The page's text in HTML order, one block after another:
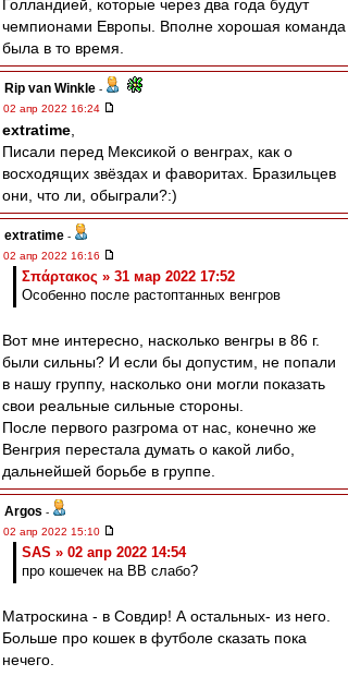
Голландией, которые через два года будут
чемпионами Европы. Вполне хорошая команда
была в то время.
Rip van Winkle -
02 апр 2022 16:24
extratime
Писали перед Мексикой о венграх, как о
восходящих звёздах и фаворитах. Бразильцев
они, что ли, обыграли?:)
extratime -
02 апр 2022 16:16
Σπάρτακος » 31 мар 2022 17:52
Особенно после растоптанных венгров
Вот мне интересно, насколько венгры в 86 г.
были сильны? И если бы допустим, не попали
в нашу группу, насколько они могли показать
свои реальные сильные стороны.
После первого разгрома от нас, конечно же
Венгрия перестала думать о какой либо,
дальнейшей борьбе в группе.
Argos -
02 апр 2022 15:10
SAS » 02 апр 2022 14:54
про кошечек на ВВ слабо?
Матроскина - в Совдир! А остальных- из него.
Больше про кошек в футболе сказать пока
нечего.